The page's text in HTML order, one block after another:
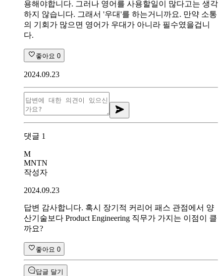
용해야합니다. 그러나 영어를 사용할일이 많다고는 생각
하지 않습니다. 그래서 '우대'를 하는거니까요. 만약 소통
의 기회가 많으면 영어가 우대가 아니라 필수였을겁니
다.
좋아요 0
2024.09.23
댓글 1
M
MNTN
작성자
2024.09.23
답변 감사합니다. 혹시 장기적 커리어 패스 관점에서 양
산기술보다 Product Engineering 직무가 가지는 이점이 클
까요?
좋아요 0
답글 달기